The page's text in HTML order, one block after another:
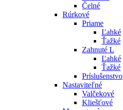
Čelné
Rúrkové
Priame
Ľahké
Ťažké
Zahnuté L
Ľahké
Ťažké
Príslušenstvo
Nastaviteľné
Valčekové
Kliešťové